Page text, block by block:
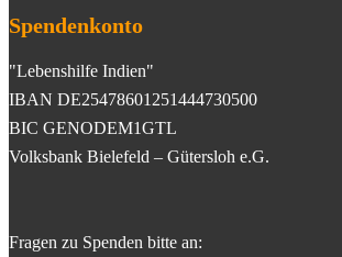
Spendenkonto
"Lebenshilfe Indien"
IBAN DE25478601251444730500
BIC GENODEM1GTL
Volksbank Bielefeld – Gütersloh e.G.
Fragen zu Spenden bitte an: